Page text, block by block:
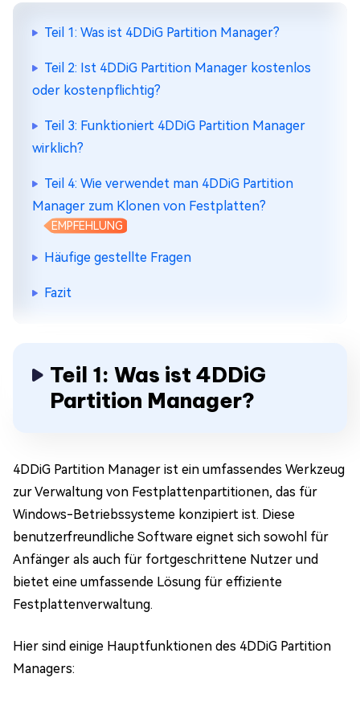
Teil 1: Was ist 4DDiG Partition Manager?
Teil 2: Ist 4DDiG Partition Manager kostenlos
oder kostenpflichtig?
Teil 3: Funktioniert 4DDiG Partition Manager
wirklich?
Teil 4: Wie verwendet man 4DDiG Partition
Manager zum Klonen von Festplatten?
EMPFEHLUNG
Häufige gestellte Fragen
Fazit
Teil 1: Was ist 4DDiG
Partition Manager?
4DDiG Partition Manager ist ein umfassendes Werkzeug
zur Verwaltung von Festplattenpartitionen, das für
Windows-Betriebssysteme konzipiert ist. Diese
benutzerfreundliche Software eignet sich sowohl für
Anfänger als auch für fortgeschrittene Nutzer und
bietet eine umfassende Lösung für effiziente
Festplattenverwaltung.
Hier sind einige Hauptfunktionen des 4DDiG Partition
Managers: